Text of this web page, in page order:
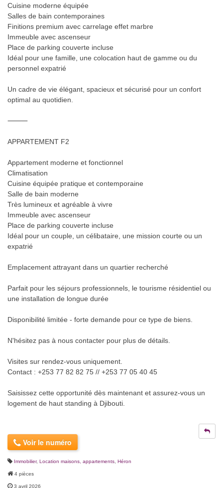
Cuisine moderne équipée
Salles de bain contemporaines
Finitions premium avec carrelage effet marbre
Immeuble avec ascenseur
Place de parking couverte incluse
Idéal pour une famille, une colocation haut de gamme ou du
personnel expatrié
Un cadre de vie élégant, spacieux et sécurisé pour un confort
optimal au quotidien.
⸻
APPARTEMENT F2
Appartement moderne et fonctionnel
Climatisation
Cuisine équipée pratique et contemporaine
Salle de bain moderne
Très lumineux et agréable à vivre
Immeuble avec ascenseur
Place de parking couverte incluse
Idéal pour un couple, un célibataire, une mission courte ou un
expatrié
Emplacement attrayant dans un quartier recherché
Parfait pour les séjours professionnels, le tourisme résidentiel ou
une installation de longue durée
Disponibilité limitée - forte demande pour ce type de biens.
N'hésitez pas à nous contacter pour plus de détails.
Visites sur rendez-vous uniquement.
Contact : +253 77 82 82 75 // +253 77 05 40 45
Saisissez cette opportunité dès maintenant et assurez-vous un
logement de haut standing à Djibouti.
Voir le numéro
Immobilier, Location maisons, appartements Héron
4 pièces
3 avril 2026